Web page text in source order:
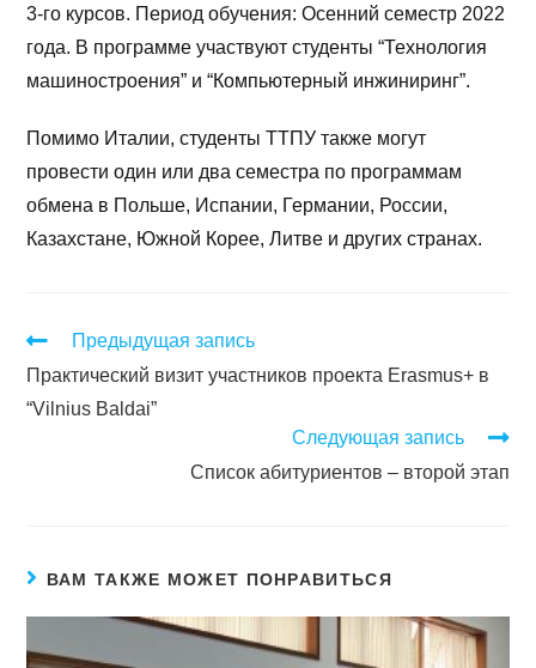
3-го курсов. Период обучения: Осенний семестр 2022
года. В программе участвуют студенты “Технология
машиностроения” и “Компьютерный инжиниринг”.
Помимо Италии, студенты ТТПУ также могут
провести один или два семестра по программам
обмена в Польше, Испании, Германии, России,
Казахстане, Южной Корее, Литве и других странах.
Предыдущая запись
Практический визит участников проекта Erasmus+ в
“Vilnius Baldai”
Следующая запись
Список абитуриентов – второй этап
ВАМ ТАКЖЕ МОЖЕТ ПОНРАВИТЬСЯ